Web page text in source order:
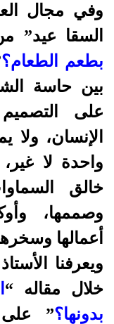
وفي مجال
السقا عيد”
بطعم الطعام؟
بين حاسة
على
الإنسان، ولا
واحدة لا
خالق
وصممها،
أعمالها
ويعرفنا
خلال مقاله “
بدونها؟” على